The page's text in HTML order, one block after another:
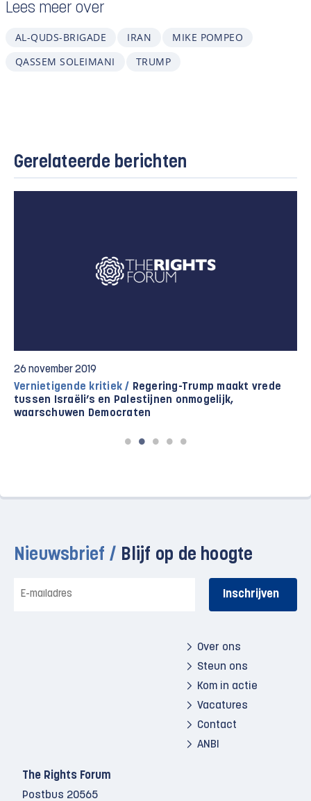
Lees meer over
AL-QUDS-BRIGADE IRAN
MIKE POMPEO
QASSEM SOLEIMANI
TRUMP
Gerelateerde berichten
26 november 2019
Vernietigende kritiek / Regering-Trump maakt vrede
tussen Israëli’s en Palestijnen onmogelijk,
waarschuwen Democraten
Nieuwsbrief / Blijf op de hoogte
mailadres
Over ons
Steun ons
Kom in actie
Vacatures
Contact
ANBI
The Rights Forum
Postbus 20565